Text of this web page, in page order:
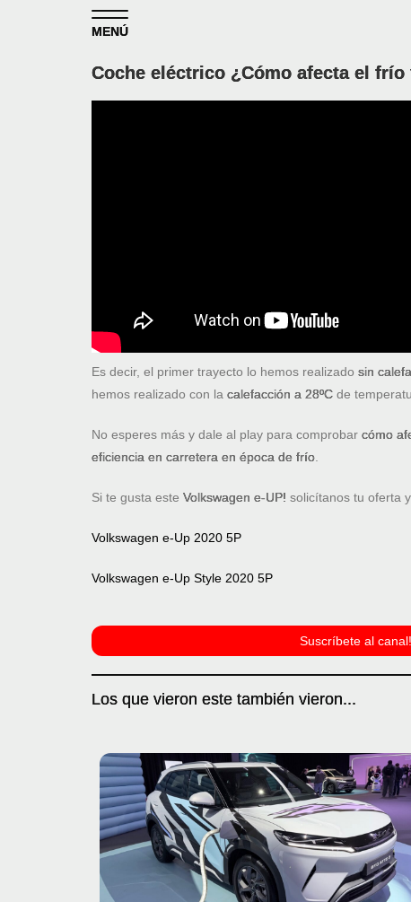
MENÚ
Coche eléctrico ¿Cómo afecta el
Es decir, el primer trayecto lo hemos realizado sin
hemos realizado con la calefacción a 28ºC de
No esperes más y dale al play para comprobar cómo
eficiencia en carretera en época de frío.
Si te gusta este Volkswagen e-UP! solicítanos tu oferta
Volkswagen e-Up 2020 5P
Volkswagen e-Up Style 2020 5P
Suscríbete al canal!
Los que vieron este también vieron...